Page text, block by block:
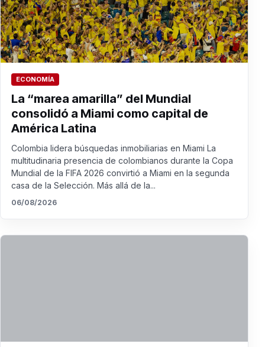
ECONOMÍA
La “marea amarilla” del Mundial
consolidó a Miami como capital de
América Latina
Colombia lidera búsquedas inmobiliarias en Miami La
multitudinaria presencia de colombianos durante la Copa
Mundial de la FIFA 2026 convirtió a Miami en la segunda
casa de la Selección. Más allá de la...
06/08/2026